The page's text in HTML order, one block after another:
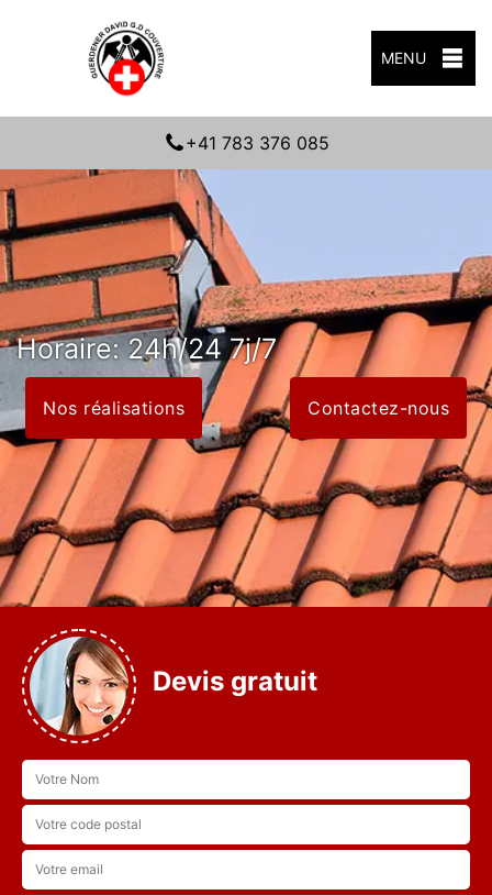
MENU
+41 783 376 085
Horaire: 24h/24 7j/7
Nos réalisations Contactez-nous
Devis gratuit